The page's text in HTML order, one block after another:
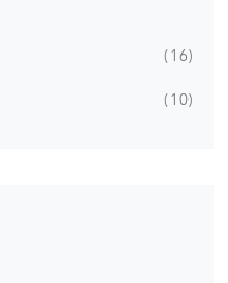
16
10